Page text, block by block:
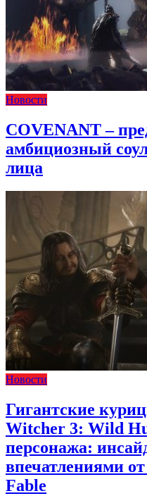
Новости
COVENANT –
амбициозный
лица
Новости
Гигантские
Witcher 3: Wild
персонажа:
впечатлениями
Fable